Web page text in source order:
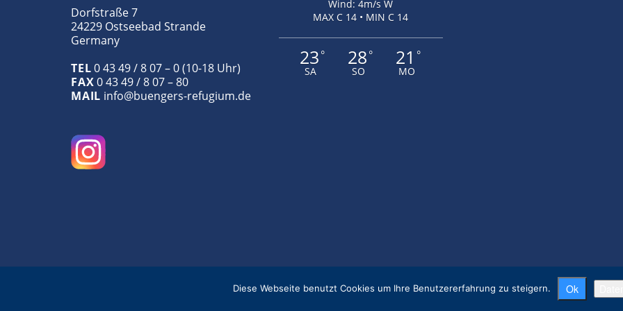
Dorfstraße 7
24229 Ostseebad Strande
Germany
TEL0 43 49 / 8 07 – 0 (10-18 Uhr)
FAX0 43 49 / 8 07 – 80
MAIL info@buengers-refugium.de
Wind: 4m/s W
MAX C 14 • MIN C 14
23 °
SA
28 °
SO
21 °
MO
Diese Webseite benutzt Cookies um Ihre Benutzererfahrung zu steigern. Ok